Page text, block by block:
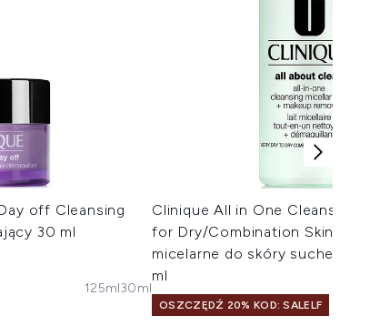
off Cleansing
30 ml
125ml30ml
Clinique All in One Cleansing
for Dry/Combination Skin
micelarne do skóry suchej/
ml
OSZCZĘDŹ 20% KOD: SALELF